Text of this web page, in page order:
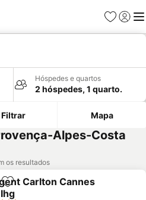
Favoritos
Iniciar
Hóspedes e quartos
2 hóspedes, 1 quarto.
Filtrar Mapa
Alpes-Costa
os resultados
Adicionar aos favoritos
Carlton Cannes